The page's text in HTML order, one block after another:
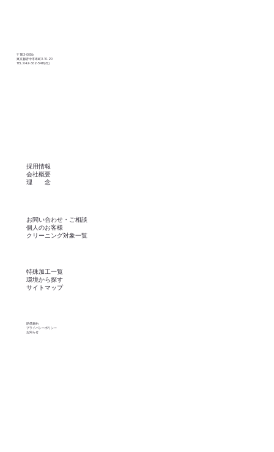
〒183-0056
東京都府中市寿町3-10-20
TEL: 042-362-5411(代)
賠償規約
プライバシーポリシー
​お知らせ
お問い合わせ・ご相談
個人のお客様
​クリーニング対象一覧
採用情報
会社概要
理 念
​特殊加工一覧
環境から探す
​サイトマップ